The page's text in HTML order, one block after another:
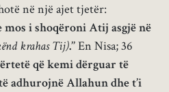
në një ajet tjetër:
mos i shoqëroni Atij asgjë në
krahas Tij).’’En Nisa; 36
që kemi dërguar të
adhurojnë Allahun dhe t’i